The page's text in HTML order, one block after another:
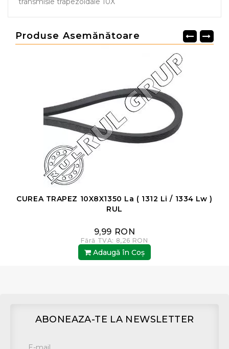
Produse Asemănătoare
CUREA TRAPEZ 10X8X1350 La ( 1312 Li / 1334 Lw )
RUL
9,99 RON
Fără TVA: 8,26 RON
Adaugă în Coş
ABONEAZA-TE LA NEWSLETTER